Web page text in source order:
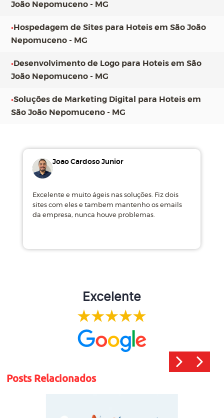
João Nepomuceno - MG
•Hospedagem de Sites para Hoteis em São João
Nepomuceno - MG
•Desenvolvimento de Logo para Hoteis em São
João Nepomuceno - MG
•Soluções de Marketing Digital para Hoteis em
São João Nepomuceno - MG
Joao Cardoso Junior
Excelente e muito ágeis nas soluções. Fiz dois
sites com eles e tambem mantenho os emails
da empresa, nunca houve problemas.
Excelente
Posts Relacionados